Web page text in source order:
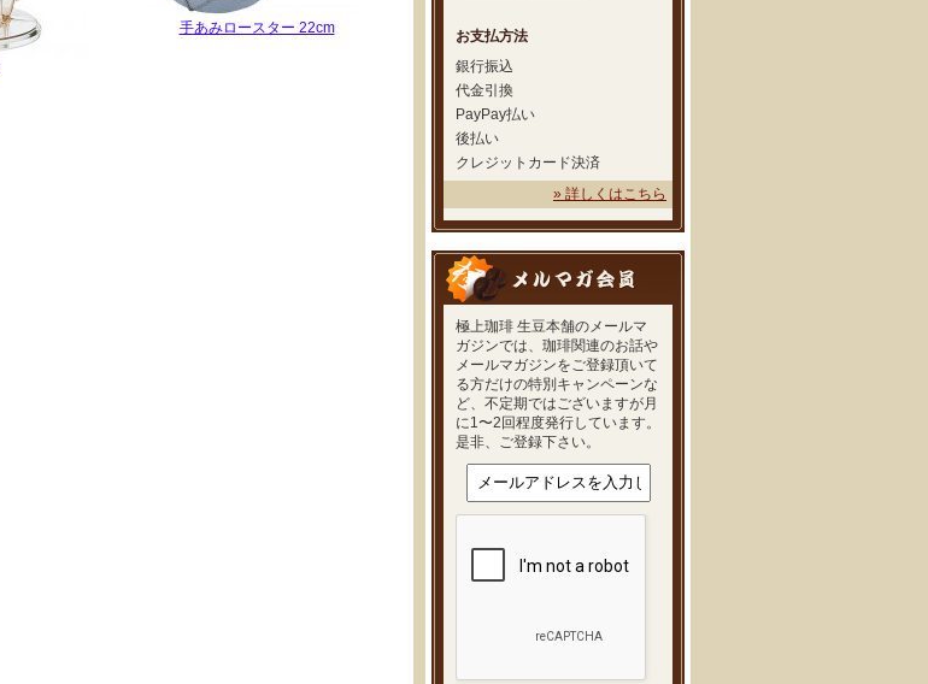
お支払方法
銀行振込
代金引換
PayPay払い
後払い
クレジットカード決済
» 詳しくはこちら
極上珈琲 生豆本舗のメールマ
ガジンでは、珈琲関連のお話や
メールマガジンをご登録頂いて
る方だけの特別キャンペーンな
ど、不定期ではございますが月
に1〜2回程度発行しています。
是非、ご登録下さい。
手あみロースター 22cm